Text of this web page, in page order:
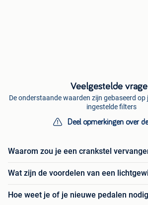
Veelgestelde
De onderstaande waarden zijn gebaseerd op
ingestelde filters
Deel opmerkingen over
Waarom zou je een crankstel
Wat zijn de voordelen van een
Hoe weet je of je nieuwe pedalen